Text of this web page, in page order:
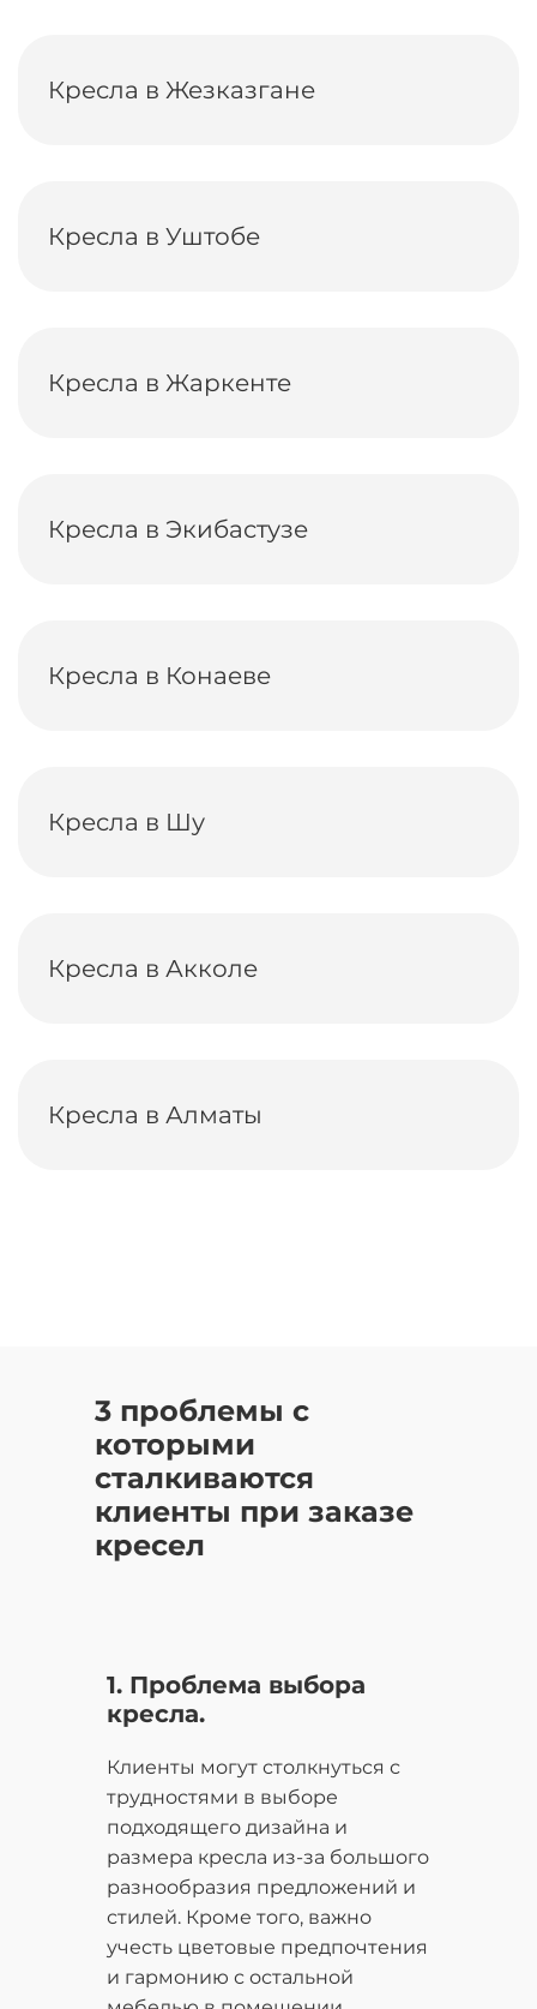
Кресла в Жезказгане
Кресла в Уштобе
Кресла в Жаркенте
Кресла в Экибастузе
Кресла в Конаеве
Кресла в Шу
Кресла в Акколе
Кресла в Алматы
3 проблемы с
которыми
сталкиваются
клиенты при заказе
кресел
1. Проблема выбора
кресла.
Клиенты могут столкнуться с
трудностями в выборе
подходящего дизайна и
размера кресла из-за большого
разнообразия предложений и
стилей. Кроме того, важно
учесть цветовые предпочтения
и гармонию с остальной